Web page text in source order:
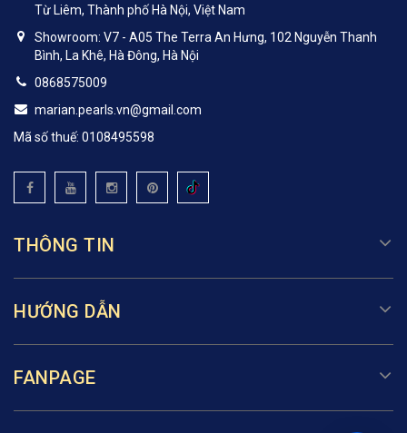
Từ Liêm, Thành phố Hà Nội, Việt Nam
Showroom: V7 - A05 The Terra An Hưng, 102 Nguyễn Thanh
Bình, La Khê, Hà Đông, Hà Nội
0868575009
marian.pearls.vn@gmail.com
Mã số thuế: 0108495598
THÔNG TIN
HƯỚNG DẪN
FANPAGE